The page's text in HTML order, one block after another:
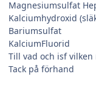
Magnesiumsulfat
Kalciumhydroxid
Bariumsulfat
KalciumFluorid
Till vad och isf
Tack på förhand